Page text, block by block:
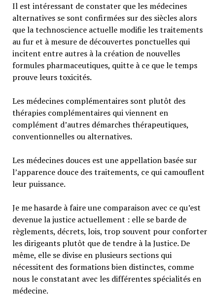
Il est intéressant de constater que les médecines
alternatives se sont confirmées sur des siècles alors
que la technoscience actuelle modifie les traitements
au fur et à mesure de découvertes ponctuelles qui
incitent entre autres à la création de nouvelles
formules pharmaceutiques, quitte à ce que le temps
prouve leurs toxicités.
Les médecines complémentaires sont plutôt des
thérapies complémentaires qui viennent en
complément d’autres démarches thérapeutiques,
conventionnelles ou alternatives.
Les médecines douces est une appellation basée sur
l’apparence douce des traitements, ce qui camouflent
leur puissance.
Je me hasarde à faire une comparaison avec ce qu’est
devenue la justice actuellement : elle se barde de
règlements, décrets, lois, trop souvent pour conforter
les dirigeants plutôt que de tendre à la Justice. De
même, elle se divise en plusieurs sections qui
nécessitent des formations bien distinctes, comme
nous le constatant avec les différentes spécialités en
médecine.